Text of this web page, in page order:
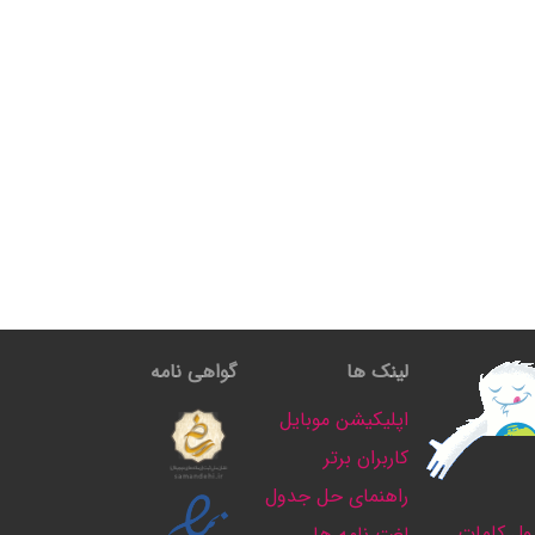
لینک ها
اپلیکیشن موبایل
کاربران برتر
راهنمای حل جدول
گواهی نامه